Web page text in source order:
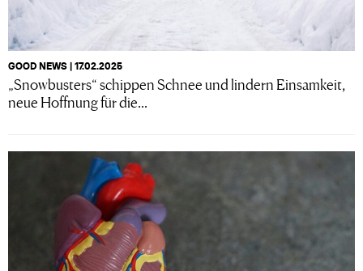
GOOD NEWS | 17.02.2025
„Snowbusters“ schippen Schnee und lindern Einsamkeit,
neue Hoffnung für die...